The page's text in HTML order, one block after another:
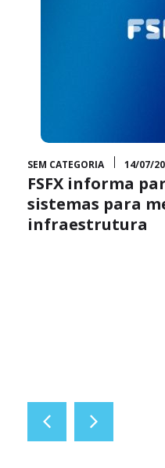
SEM CATEGORIA 14/07/
FSFX informa
sistemas para
infraestrutura